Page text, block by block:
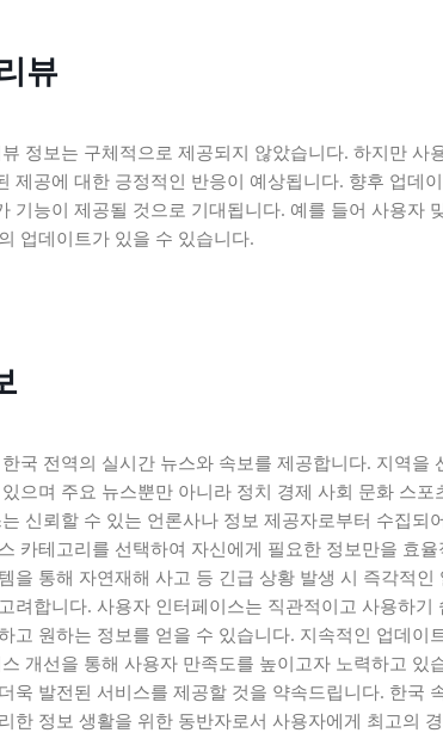
뷰
정보는 구체적으로 제공되지 않았습니다. 하지만 사
제공에 대한 긍정적인 반응이 예상됩니다. 향후 업데
기능이 제공될 것으로 기대됩니다. 예를 들어 사용자
업데이트가 있을 수 있습니다.
국 전역의 실시간 뉴스와 속보를 제공합니다. 지역을
으며 주요 뉴스뿐만 아니라 정치 경제 사회 문화 스
신뢰할 수 있는 언론사나 정보 제공자로부터 수집되
카테고리를 선택하여 자신에게 필요한 정보만을 효
을 통해 자연재해 사고 등 긴급 상황 발생 시 즉각적
려합니다. 사용자 인터페이스는 직관적이고 사용하기
고 원하는 정보를 얻을 수 있습니다. 지속적인 업데이
개선을 통해 사용자 만족도를 높이고자 노력하고 있
욱 발전된 서비스를 제공할 것을 약속드립니다. 한국
한 정보 생활을 위한 동반자로서 사용자에게 최고의